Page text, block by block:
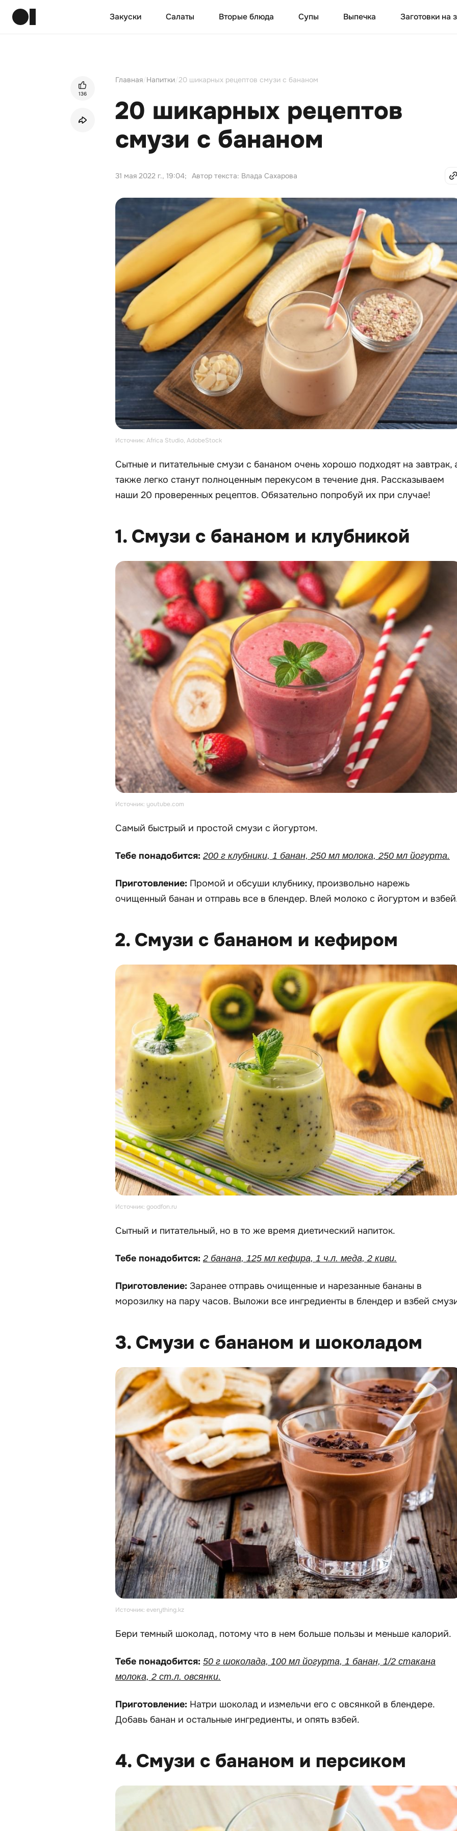
Закуски Салаты Вторые блюда Супы Выпечка Заготовки на
136
Главная Напитки 20 шикарных рецептов смузи с бананом
20 шикарных рецептов
смузи с бананом
31 мая 2022 г., 19:04; Автор текста: Влада Сахарова
Источник: Africa Studio, AdobeStock
Сытные и питательные смузи с бананом очень хорошо подходят на завтрак,
также легко станут полноценным перекусом в течение дня. Рассказываем
наши 20 проверенных рецептов. Обязательно попробуй их при случае!
1. Смузи с бананом и клубникой
Источник: youtube.com
Самый быстрый и простой смузи с йогуртом.
Тебе понадобится: 200 г клубники, 1 банан, 250 мл молока, 250 мл йогурта.
Приготовление: Промой и обсуши клубнику, произвольно нарежь
очищенный банан и отправь все в блендер. Влей молоко с йогуртом и
2. Смузи с бананом и кефиром
Источник: goodfon.ru
Сытный и питательный, но в то же время диетический напиток.
Тебе понадобится: 2 банана, 125 мл кефира, 1 ч.л. меда, 2 киви.
Приготовление: Заранее отправь очищенные и нарезанные бананы в
морозилку на пару часов. Выложи все ингредиенты в блендер и взбей
3. Смузи с бананом и шоколадом
Источник: everything.kz
Бери темный шоколад, потому что в нем больше пользы и меньше калорий.
Тебе понадобится: 50 г шоколада, 100 мл йогурта, 1 банан, 1/2 стакана
молока, 2 ст.л. овсянки.
Приготовление: Натри шоколад и измельчи его с овсянкой в блендере.
Добавь банан и остальные ингредиенты, и опять взбей.
4. Смузи с бананом и персиком